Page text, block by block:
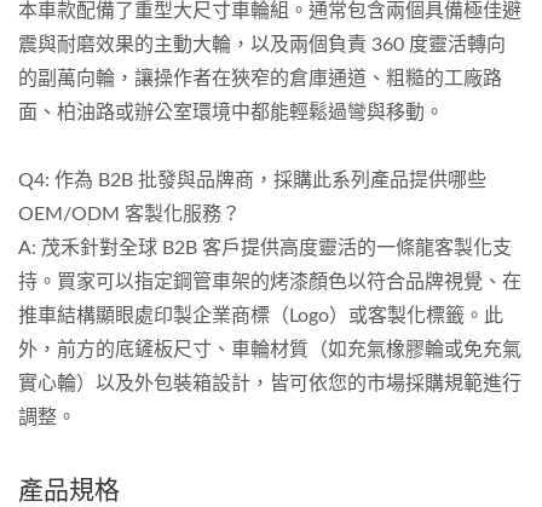
本車款配備了重型大尺寸車輪組。通常包含兩個具備極佳避
震與耐磨效果的主動大輪，以及兩個負責 360 度靈活轉向
的副萬向輪，讓操作者在狹窄的倉庫通道、粗糙的工廠路
面、柏油路或辦公室環境中都能輕鬆過彎與移動。
Q4: 作為 B2B 批發與品牌商，採購此系列產品提供哪些
OEM/ODM 客製化服務？
A: 茂禾針對全球 B2B 客戶提供高度靈活的一條龍客製化支
持。買家可以指定鋼管車架的烤漆顏色以符合品牌視覺、在
推車結構顯眼處印製企業商標（Logo）或客製化標籤。此
外，前方的底鏟板尺寸、車輪材質（如充氣橡膠輪或免充氣
實心輪）以及外包裝箱設計，皆可依您的市場採購規範進行
調整。
產品規格